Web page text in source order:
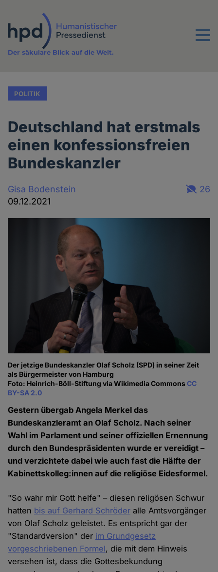
Inhalt
Menu
Der säkulare Blick auf die Welt.
POLITIK
Deutschland hat erstmals
einen konfessionsfreien
Bundeskanzler
Gisa Bodenstein
09.12.2021
26
Der jetzige Bundeskanzler Olaf Scholz (SPD) in seiner Zeit
als Bürgermeister von Hamburg
Foto: Heinrich-Böll-Stiftung via Wikimedia CommonsCC
BY-SA 2.0
Gestern übergab Angela Merkel das
Bundeskanzleramt an Olaf Scholz. Nach seiner
Wahl im Parlament und seiner offiziellen Ernennung
durch den Bundespräsidenten wurde er vereidigt –
und verzichtete dabei wie auch fast die Hälfte der
Kabinettskolleg:innen auf die religiöse Eidesformel.
"So wahr mir Gott helfe" – diesen religösen Schwur
hatten bis auf Gerhard Schröder alle Amtsvorgänger
von Olaf Scholz geleistet. Es entspricht gar der
"Standardversion" der im Grundgesetz
vorgeschriebenen Formel, die mit dem Hinweis
versehen ist, dass die Gottesbekundung